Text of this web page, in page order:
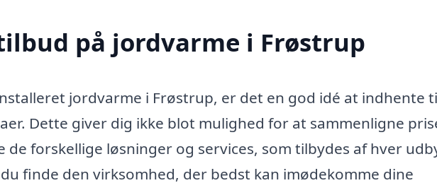
på jordvarme i Frøstrup
jordvarme i Frøstrup, er det en god idé at indhente
Dette giver dig ikke blot mulighed for at sammenligne
de forskellige løsninger og services, som tilbydes af hver
finde den virksomhed, der bedst kan imødekomme dine